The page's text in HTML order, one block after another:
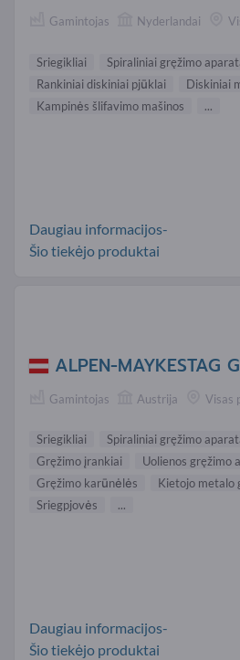
Gamintojas Nyderlandai
Sriegikliai
Spiraliniai gręžimo
Rankiniai diskiniai pjūklai
Diskiniai
Kampinės šlifavimo mašinos
...
Daugiau informacijos-
Šio tiekėjo produktai
ALPEN-MAYKESTAG
Gamintojas Austrija Visas
Sriegikliai
Spiraliniai gręžimo
Gręžimo įrankiai
Uolienos gręžimo
Gręžimo karūnėlės
Kietojo metalo
Sriegpjovės
...
Daugiau informacijos-
Šio tiekėjo produktai